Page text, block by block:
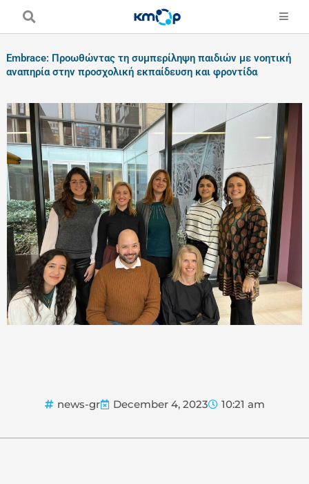
Embrace: Προωθώντας τη συμπερίληψη παιδιών με νοητική
αναπηρία στην προσχολική εκπαίδευση και φροντίδα
news-gr December 4, 2023 10:21 am